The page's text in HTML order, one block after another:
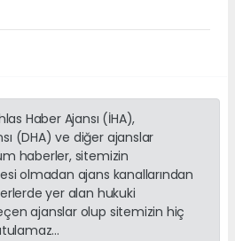
Haber Ajansı (İHA),
(DHA) ve diğer ajanslar
haberler, sitemizin
olmadan ajans kanallarından
yer alan hukuki
ajanslar olup sitemizin hiç